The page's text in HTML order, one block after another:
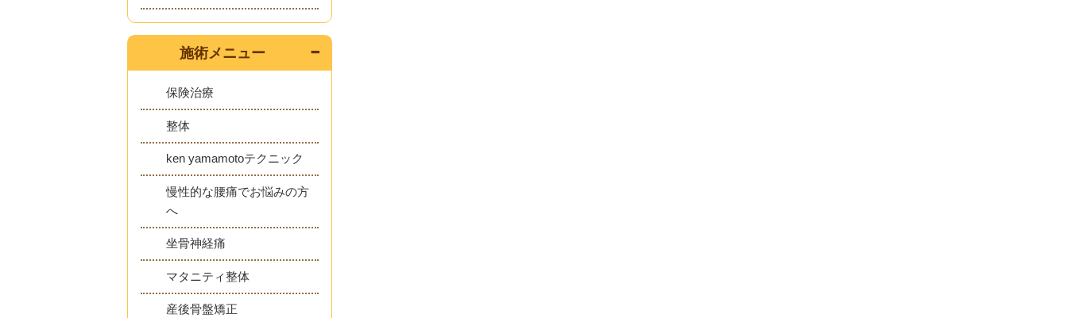
施術メニュー
保険治療
整体
ken yamamotoテクニック
慢性的な腰痛でお悩みの方
へ
坐骨神経痛
マタニティ整体
産後骨盤矯正